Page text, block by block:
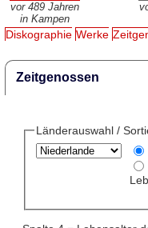
vor 489 Jahren
in Kampen
Diskographie Werke
Zeitgenossen
Länderauswahl /